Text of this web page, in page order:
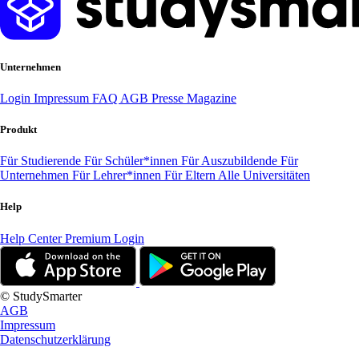
Unternehmen
Login Impressum FAQ AGB Presse Magazine
Produkt
Für Studierende Für Schüler*innen Für Auszubildende Für
Unternehmen Für Lehrer*innen Für Eltern Alle Universitäten
Help
Help CenterPremium Login
© StudySmarter
AGB
Impressum
Datenschutzerklärung